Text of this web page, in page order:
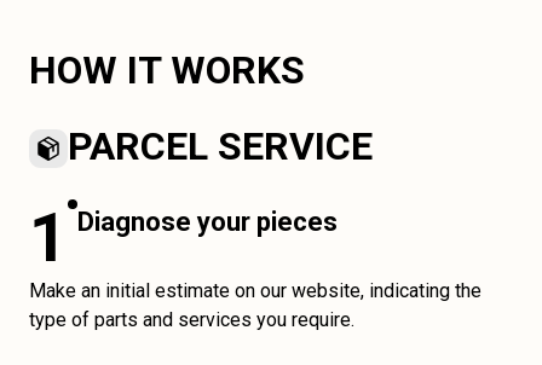
HOW IT WORKS
PARCEL SERVICE
1 Diagnose your pieces
Make an initial estimate on our website, indicating the
type of parts and services you require.